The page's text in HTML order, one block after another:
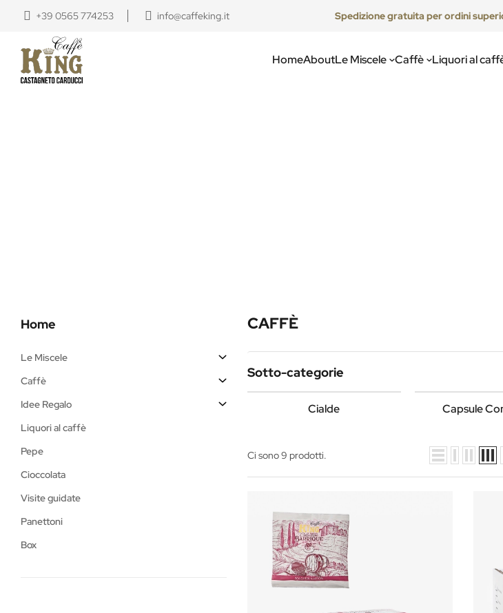
+39 0565 774253 info@caffeking.it Spedizione gratuita per ordini
HomeAboutLe Miscele Caffè Liquori al
Home
Le Miscele
Caffè
Idee Regalo
Liquori al caffè
Pepe
Cioccolata
Visite guidate
Panettoni
Box
CAFFÈ
Sotto-categorie
Cialde Capsule
Ci sono 9 prodotti.